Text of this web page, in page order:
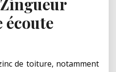
écoute
de toiture, notamment